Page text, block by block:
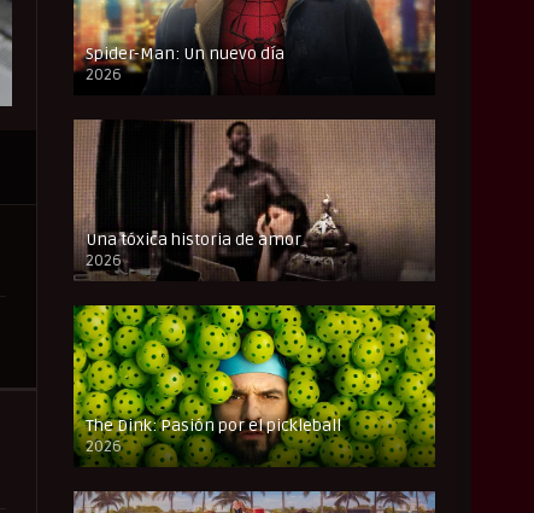
Spider-Man: Un nuevo día
2026
CAM
Una tóxica historia de amor
2026
FULL HD
The Dink: Pasión por el pickleball
2026
FULL HD